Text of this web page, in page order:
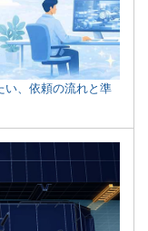
い、依頼の流れと準